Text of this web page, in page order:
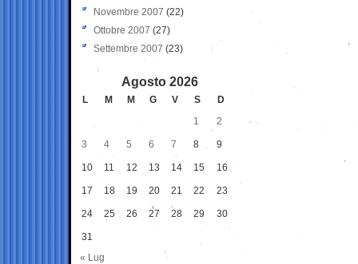
Novembre 2007 (22)
Ottobre 2007 (27)
Settembre 2007 (23)
Agosto 2026
L M M G V S
D
1
2
3 4 5 6 7 8 9
10 11 12 13 14 15 16
17 18 19 20 21 22 23
24 25 26 27 28 29 30
31
« Lug